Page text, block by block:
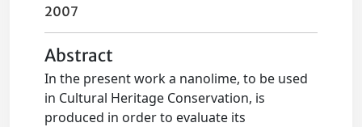
2007
Abstract
In the present work a nanolime, to be used
in Cultural Heritage Conservation, is
produced in order to evaluate its